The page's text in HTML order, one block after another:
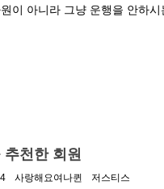
이 아니라 그냥 운행을 안하
추천한 회원
사랑해요여나퀸 저스티스